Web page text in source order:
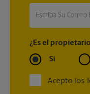
¿Es el
Sí
Acepto los